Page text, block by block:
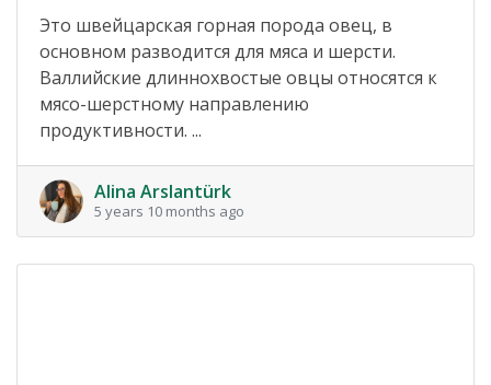
Это швейцарская горная порода овец, в
основном разводится для мяса и шерсти.
Валлийские длиннохвостые овцы относятся к
мясо-шерстному направлению
продуктивности. ...
Alina Arslantürk
5 years 10 months ago